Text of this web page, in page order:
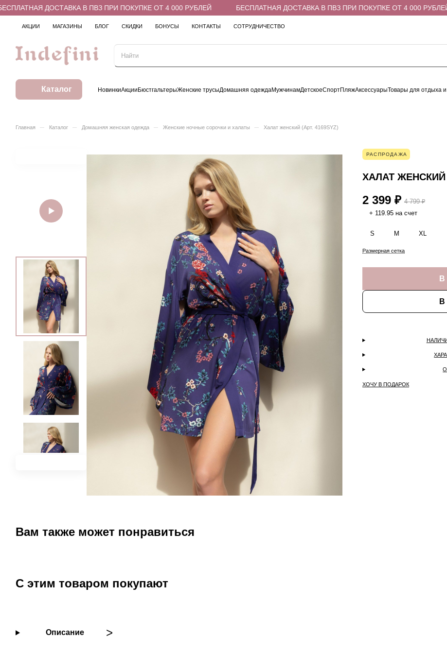
ДОСТАВКА В ПВЗ ПРИ ПОКУПКЕ ОТ 4 000 РУБЛЕЙ БЕСПЛАТНАЯ ДОСТАВКА В ПВЗ ПРИ ПОКУПКЕ ОТ 4 000 РУБЛЕЙ
АКЦИИ МАГАЗИНЫ БЛОГ СКИДКИ БОНУСЫ КОНТАКТЫ СОТРУДНИЧЕСТВО
Каталог НовинкиАкцииБюстгальтерыЖенские трусыДомашняя одеждаМужчинамДетскоеСпортПляжАксессуарыТовары для отдыха и
Главная – Каталог – Домашняя женская одежда – Женские ночные сорочки и халаты – Халат женский (Арт. 4169SYZ)
РАСПРОДАЖА
ХАЛАТ ЖЕНСКИЙ
2 399 ₽ 4 799 ₽
+ 119.95 на счет
S M XL
Размерная сетка
В
В
ХОЧУ В ПОДАРОК
Вам также может понравиться
С этим товаром покупают
Описание